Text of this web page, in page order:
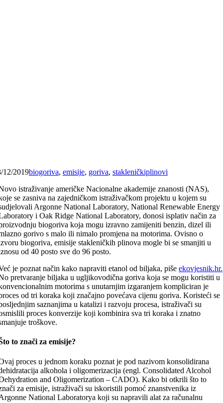
12/2019biogoriva, emisije, goriva, stakleničkiplinovi
istraživanje američke Nacionalne akademije znanosti (NAS),
se zasniva na zajedničkom istraživačkom projektu u kojem su
Argonne National Laboratory, National Renewable Energy
i Oak Ridge National Laboratory, donosi isplativ način za
biogoriva koja mogu izravno zamijeniti benzin, dizel ili
gorivo s malo ili nimalo promjena na motorima. Ovisno o
biogoriva, emisije stakleničkih plinova mogle bi se smanjiti u
od 40 posto sve do 96 posto.
je poznat način kako napraviti etanol od biljaka, pišeekovjesnik.hr.
pretvaranje biljaka u ugljikovodična goriva koja se mogu koristiti u
motorima s unutarnjim izgaranjem kompliciran je
od tri koraka koji značajno povećava cijenu goriva. Koristeći se
saznanjima u katalizi i razvoju procesa, istraživači su
proces konverzije koji kombinira sva tri koraka i znatno
troškove.
to znači za emisije?
proces u jednom koraku poznat je pod nazivom konsolidirana
alkohola i oligomerizacija (engl. Consolidated Alcohol
and Oligomerization – CADO). Kako bi otkrili što to
za emisije, istraživači su iskoristili pomoć znanstvenika iz
National Laboratorya koji su napravili alat za računalnu